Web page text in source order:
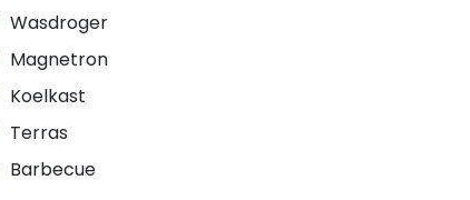
Wasdroger
Magnetron
Koelkast
Terras
Barbecue